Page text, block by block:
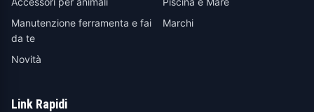
Manutenzione ferramenta e fai
da te
Marchi
Novità
Link Rapidi